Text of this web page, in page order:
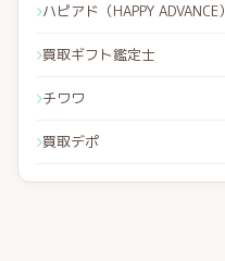
ハピアド（HAPPY ADVANCE）
買取ギフト鑑定士
チワワ
買取デポ